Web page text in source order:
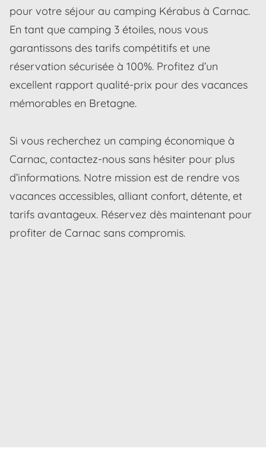
pour votre séjour au camping Kérabus à Carnac.
En tant que camping 3 étoiles, nous vous
garantissons des tarifs compétitifs et une
réservation sécurisée à 100%. Profitez d’un
excellent rapport qualité-prix pour des vacances
mémorables en Bretagne.
Si vous recherchez un camping économique à
Carnac, contactez-nous sans hésiter pour plus
d’informations. Notre mission est de rendre vos
vacances accessibles, alliant confort, détente, et
tarifs avantageux. Réservez dès maintenant pour
profiter de Carnac sans compromis.